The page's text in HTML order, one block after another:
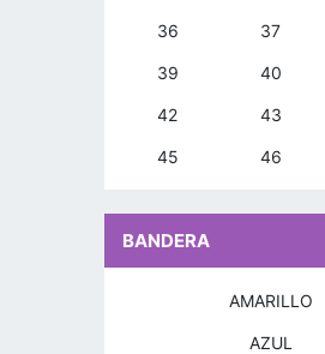
36 37
39 40
42 43
45 46
BANDERA
AMARILLO
AZUL